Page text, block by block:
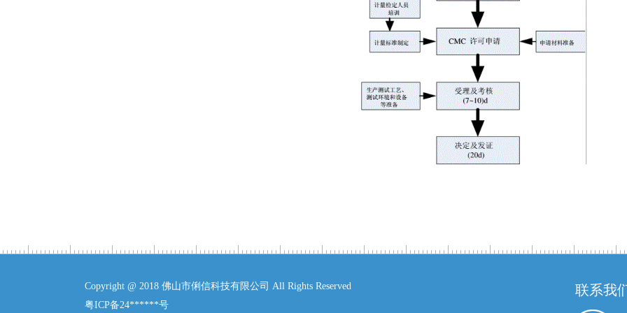
Copyright @ 2018 佛山市俐信科技有限公司 All Rights Reserved
粤ICP备24******号
联系我